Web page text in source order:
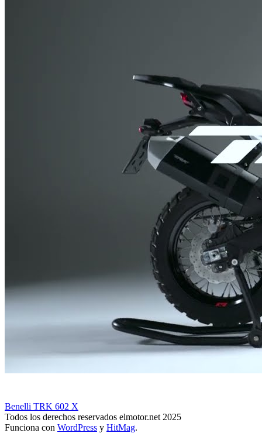
Benelli TRK 602 X
Todos los derechos reservados elmotor.net 2025
Funciona con WordPress y HitMag.